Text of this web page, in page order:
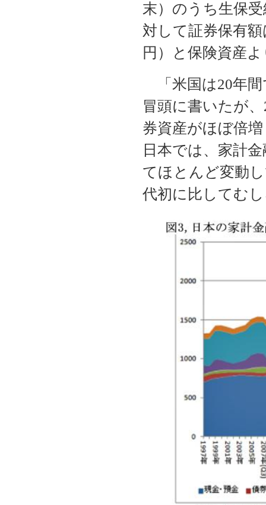
末）のうち生保
対して証券保有
円）と保険資産
「米国は20年間
冒頭に書いたが
券資産がほぼ倍
日本では、家計
てほとんど変動
代初に比してむ